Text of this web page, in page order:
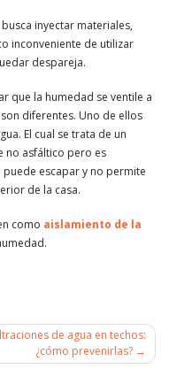
inyectar materiales,
inconveniente de utilizar
despareja.
que la humedad se ventile a
diferentes. Uno de ellos
El cual se trata de un
no asfáltico pero es
escapar y no permite
de la casa.
como aislamiento de la
de agua en techos:
¿cómo prevenirlas?